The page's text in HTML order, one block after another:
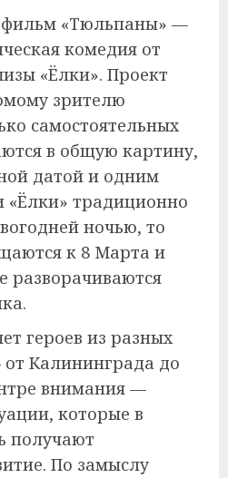
фильм «Тюльпаны» —
комедия от
«Ёлки». Проект
зрителю
самостоятельных
в общую картину,
датой и одним
«Ёлки» традиционно
ночью, то
к 8 Марта и
разворачиваются
героев из разных
Калининграда до
внимания —
которые в
получают
По замыслу